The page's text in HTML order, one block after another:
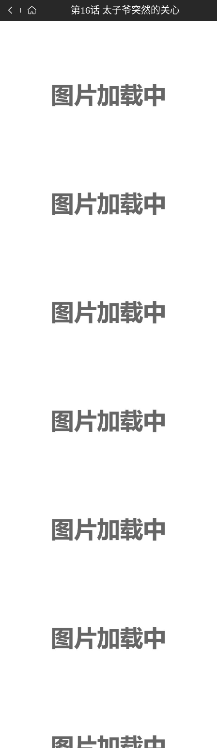
第16话 太子爷突然的关心
点击下载漫画APP